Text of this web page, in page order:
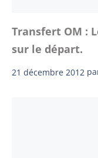
Transfert OM :
sur le départ.
21 décembre 2012